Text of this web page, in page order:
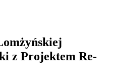
z Projektem Re-